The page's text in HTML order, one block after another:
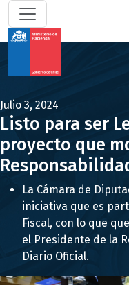
Julio 3, 2024
Listo para ser
proyecto que
La Cámara de
iniciativa que es
Fiscal, con lo que
el Presidente de la
Diario Oficial.